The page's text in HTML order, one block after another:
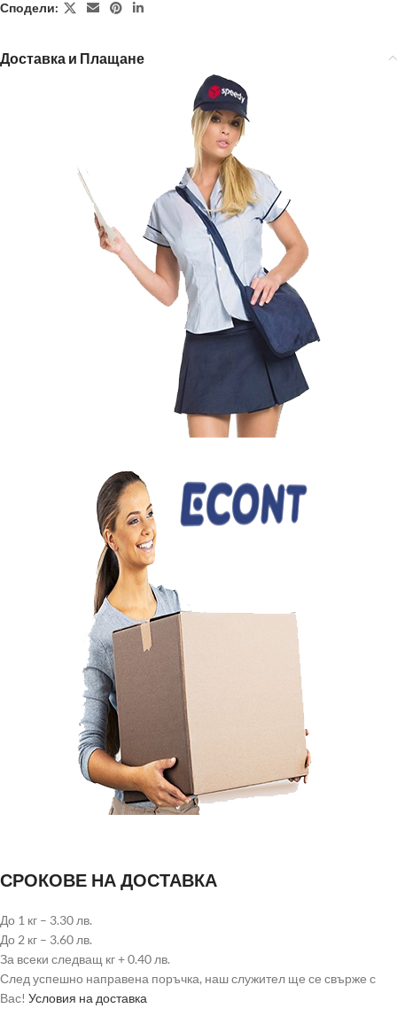
Сподели:
Доставка и Плащане
СРОКОВЕ НА ДОСТАВКА
До 1 кг – 3.30 лв.
До 2 кг – 3.60 лв.
За всеки следващ кг + 0.40 лв.
След успешно направена поръчка, наш служител ще се свърже с
Вас! Условия на доставка